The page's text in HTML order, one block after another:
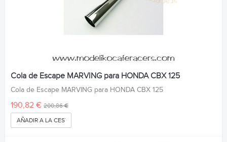
Cola de Escape MARVING para HONDA CBX 125
Cola de Escape MARVING para HONDA CBX 125
190,82 € 200,86 €
AÑADIR A LA CESTA